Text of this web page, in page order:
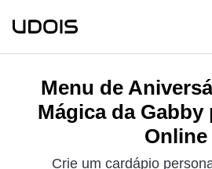
Menu de
Mágica da Gabby
Online
Crie um cardápio